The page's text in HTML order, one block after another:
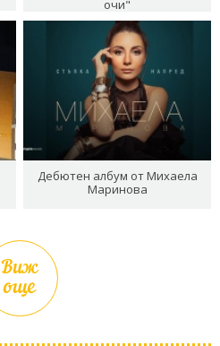
очи"
Дебютен албум от Михаела
Маринова
Виж
още